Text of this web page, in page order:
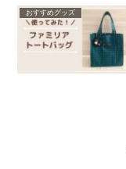
おすすめグッズ